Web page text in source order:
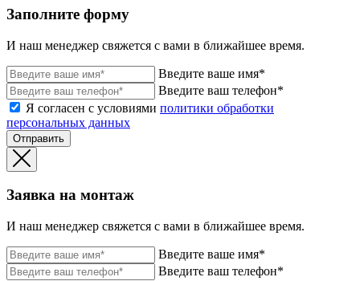
Заполните форму
И наш менеджер свяжется с вами в ближайшее время.
Введите ваше имя*
Введите ваш телефон*
Я согласен с условиями политики обработки
персональных данных
Отправить
Заявка на монтаж
И наш менеджер свяжется с вами в ближайшее время.
Введите ваше имя*
Введите ваш телефон*